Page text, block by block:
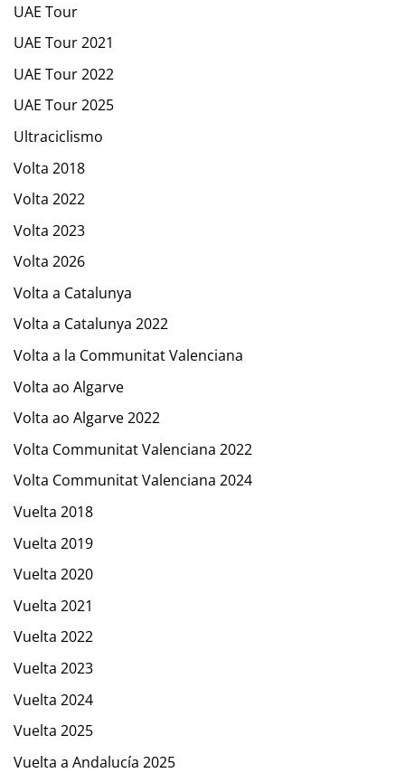
UAE Tour
UAE Tour 2021
UAE Tour 2022
UAE Tour 2025
Ultraciclismo
Volta 2018
Volta 2022
Volta 2023
Volta 2026
Volta a Catalunya
Volta a Catalunya 2022
Volta a la Communitat Valenciana
Volta ao Algarve
Volta ao Algarve 2022
Volta Communitat Valenciana 2022
Volta Communitat Valenciana 2024
Vuelta 2018
Vuelta 2019
Vuelta 2020
Vuelta 2021
Vuelta 2022
Vuelta 2023
Vuelta 2024
Vuelta 2025
Vuelta a Andalucía 2025